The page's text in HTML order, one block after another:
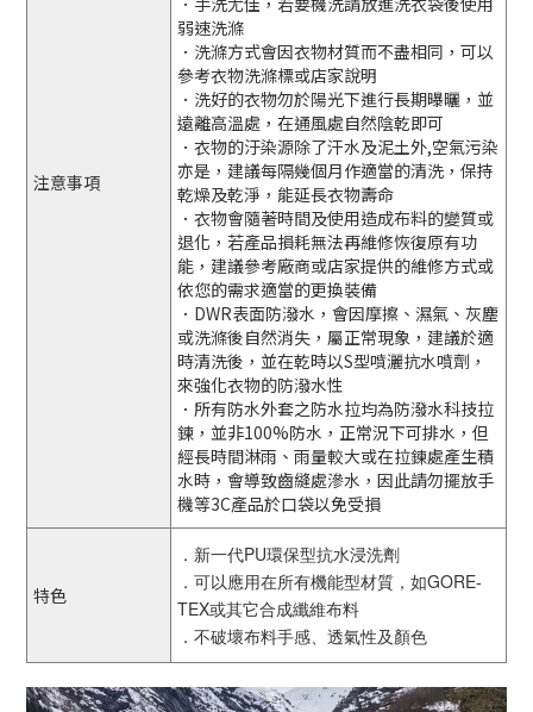
注意事項
弱速洗滌
．洗滌方式會因衣物材質而不盡相同，可以
參考衣物洗滌標或店家說明
．洗好的衣物勿於陽光下進行長期曝曬，並
遠離高溫處，在通風處自然陰乾即可
．衣物的汙染源除了汗水及泥土外,空氣污染
亦是，建議每隔幾個月作適當的清洗，保持
乾燥及乾淨，能延長衣物壽命
．衣物會隨著時間及使用造成布料的變質或
退化，若產品損耗無法再維修恢復原有功
能，建議參考廠商或店家提供的維修方式或
依您的需求適當的更換裝備
．DWR表面防潑水，會因摩擦、濕氣、灰塵
或洗滌後自然消失，屬正常現象，建議於適
時清洗後，並在乾時以S型噴灑抗水噴劑，
來強化衣物的防潑水性
．所有防水外套之防水拉均為防潑水科技拉
鍊，並非100%防水，正常況下可排水，但
經長時間淋雨、雨量較大或在拉鍊處產生積
水時，會導致齒縫處滲水，因此請勿擺放手
機等3C產品於口袋以免受損
特色
．新一代PU環保型抗水浸洗劑
．可以應用在所有機能型材質，如GORE-
TEX或其它合成纖維布料
．不破壞布料手感、透氣性及顏色